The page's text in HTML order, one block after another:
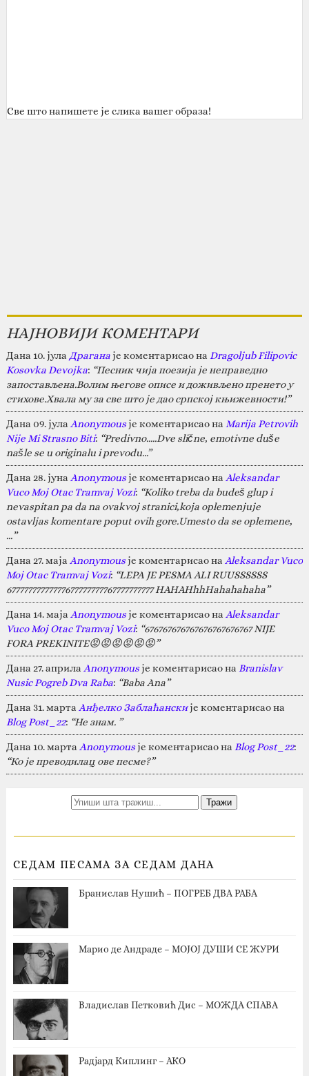
Све што напишете је слика вашег образа!
НАЈНОВИЈИ КОМЕНТАРИ
Дана 10. јула Драганаје коментарисао на Dragoljub Filipovic
Kosovka Devojka: “Песник чија поезија је неправедно
запостављена.Волим његове описе и доживљено пренето у
стихове.Хвала му за све што је дао српској књижевности!”
Дана 09. јула Anonymousје коментарисао на Marija Petrovih
Nije Mi Strasno Biti: “Predivno.....Dve slične, emotivne duše
našle se u originalu i prevodu...”
Дана 28. јуна Anonymousје коментарисао на Aleksandar
Vuco Moj Otac Tramvaj Vozi: “Koliko treba da budeš glup i
nevaspitan pa da na ovakvoj stranici,koja oplemenjuje
ostavljas komentare poput ovih gore.Umesto da se oplemene,
…”
Дана 27. маја Anonymousје коментарисао на Aleksandar Vuco
Moj Otac Tramvaj Vozi: “LEPA JE PESMA ALI RUUSSSSSS
67777777777777677777777767777777777 HAHAHhhHahahahaha”
Дана 14. маја Anonymousје коментарисао на Aleksandar
Vuco Moj Otac Tramvaj Vozi: “676767676767676767676767 NIJE
FORA PREKINITE😡😡😡😡😡😡”
Дана 27. априла Anonymousје коментарисао на Branislav
Nusic Pogreb Dva Raba: “Baba Ana”
Дана 31. марта Анђелко Заблаћанскије коментарисао на
Blog Post_22: “Не знам. ”
Дана 10. марта Anonymousје коментарисао на Blog Post_22:
“Ко је преводилац ове песме?”
СЕДАМ ПЕСАМА ЗА СЕДАМ ДАНА
Бранислав Нушић – ПОГРЕБ ДВА РАБА
Марио де Андраде – МОЈОЈ ДУШИ СЕ ЖУРИ
Владислав Петковић Дис – МОЖДА СПАВА
Радјард Киплинг – АКО